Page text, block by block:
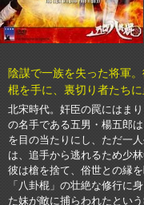
陰謀で一族を失った将軍
棍を手に、裏切り者たち
北宋時代。奸臣の罠にはま
の名手である五男・楊五郎
を目の当たりにし、ただ一
は、追手から逃れるため少
彼は槍を捨て、俗世との縁
「八卦棍」の壮絶な修行に
た妹が敵に捕らわれたとい